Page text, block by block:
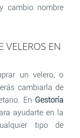
cambio nombre
VELEROS EN
un velero, o
cambiarla de
En Gestoría
ayudarte en la
tipo de